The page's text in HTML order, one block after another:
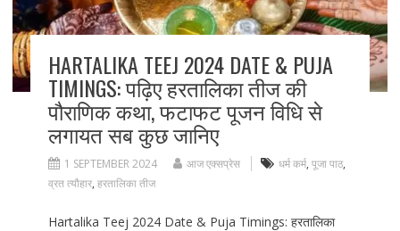
HARTALIKA TEEJ 2024 DATE & PUJA
TIMINGS: पढ़िए हरतालिका तीज की
पौराणिक कथा, फटाफट पूजन विधि से
लगायत सब कुछ जानिए
1 SEPTEMBER 2024 आज एक्सप्रेस धर्म कर्म, पूजा पाठ,
व्रत त्यौहार, हरतालिका तीज
Hartalika Teej 2024 Date & Puja Timings: हरतालिका